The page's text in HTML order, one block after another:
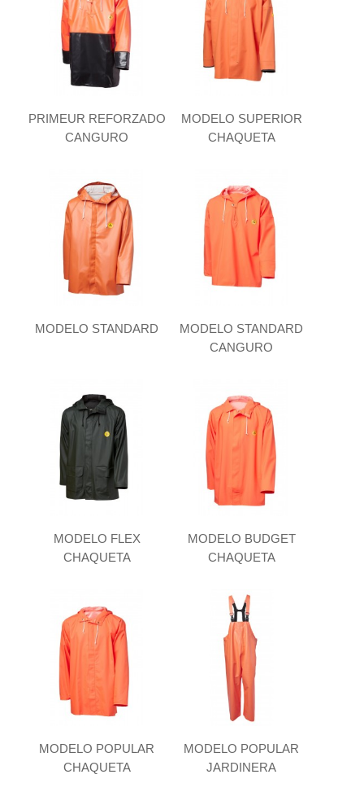
PRIMEUR REFORZADO
CANGURO
MODELO SUPERIOR
CHAQUETA
MODELO STANDARD
MODELO STANDARD
CANGURO
MODELO FLEX
CHAQUETA
MODELO BUDGET
CHAQUETA
MODELO POPULAR
CHAQUETA
MODELO POPULAR
JARDINERA